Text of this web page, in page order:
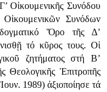
Οἰκουμενικῆς Συνόδου
Συνόδων
Ὅρο τῆς Δ’
τό κῦρος τους. Οἱ
ζητήματος στή Β’
Θεολογικῆς Ἐπιτροπῆς
1989) ἀξιοποίησε τά